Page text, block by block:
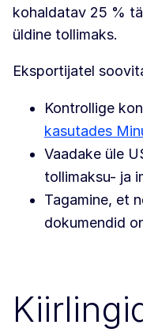
kohaldatav 25 %
üldine tollimaks.
Eksportijatel
Kontrollige
kasutades
Vaadake üle
tollimaksu- ja
Tagamine, et
dokumendid